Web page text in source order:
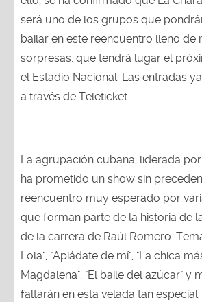
será uno de los grupos que
bailar en este reencuentro lleno de
sorpresas, que tendrá lugar el
el Estadio Nacional. Las entradas
a través de Teleticket.
La agrupación cubana, liderada
ha prometido un show sin
reencuentro muy esperado por
que forman parte de la historia de
de la carrera de Raúl Romero.
Lola", "Apiádate de mí", "La chica
Magdalena", "El baile del azúcar" y
faltarán en esta velada tan especial.